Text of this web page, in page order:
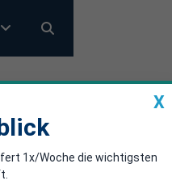
X
1x/Woche die wichtigsten